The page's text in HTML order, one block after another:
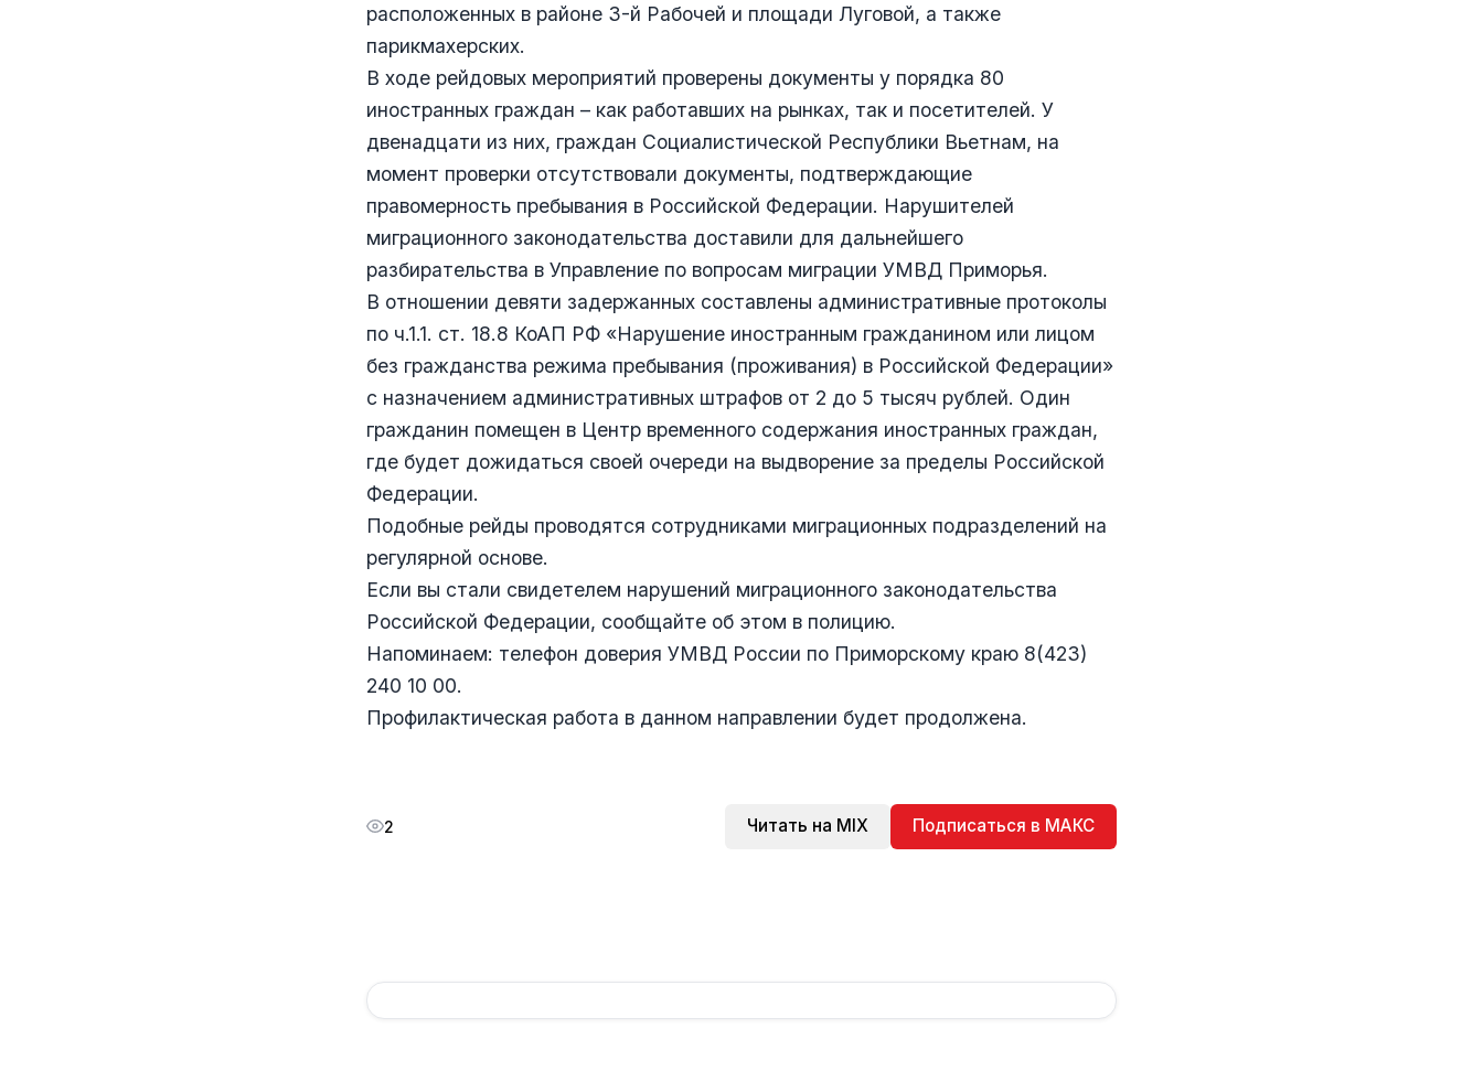
расположенных в районе 3-й Рабочей и площади Луговой, а также
парикмахерских.
В ходе рейдовых мероприятий проверены документы у порядка 80
иностранных граждан – как работавших на рынках, так и посетителей. У
двенадцати из них, граждан Социалистической Республики Вьетнам, на
момент проверки отсутствовали документы, подтверждающие
правомерность пребывания в Российской Федерации. Нарушителей
миграционного законодательства доставили для дальнейшего
разбирательства в Управление по вопросам миграции УМВД Приморья.
В отношении девяти задержанных составлены административные протоколы
по ч.1.1. ст. 18.8 КоАП РФ «Нарушение иностранным гражданином или лицом
без гражданства режима пребывания (проживания) в Российской Федерации»
с назначением административных штрафов от 2 до 5 тысяч рублей. Один
гражданин помещен в Центр временного содержания иностранных граждан,
где будет дожидаться своей очереди на выдворение за пределы Российской
Федерации.
Подобные рейды проводятся сотрудниками миграционных подразделений на
регулярной основе.
Если вы стали свидетелем нарушений миграционного законодательства
Российской Федерации, сообщайте об этом в полицию.
Напоминаем: телефон доверия УМВД России по Приморскому краю 8(423)
240 10 00.
Профилактическая работа в данном направлении будет продолжена.
2 Читать на MIX Подписаться в МАКС